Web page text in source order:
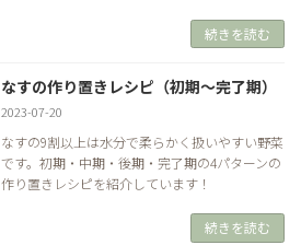
続きを読む
なすの作り置きレシピ（初期～完了期）
2023-07-20
なすの9割以上は水分で柔らかく扱いやすい野菜
です。初期・中期・後期・完了期の4パターンの
作り置きレシピを紹介しています！
続きを読む